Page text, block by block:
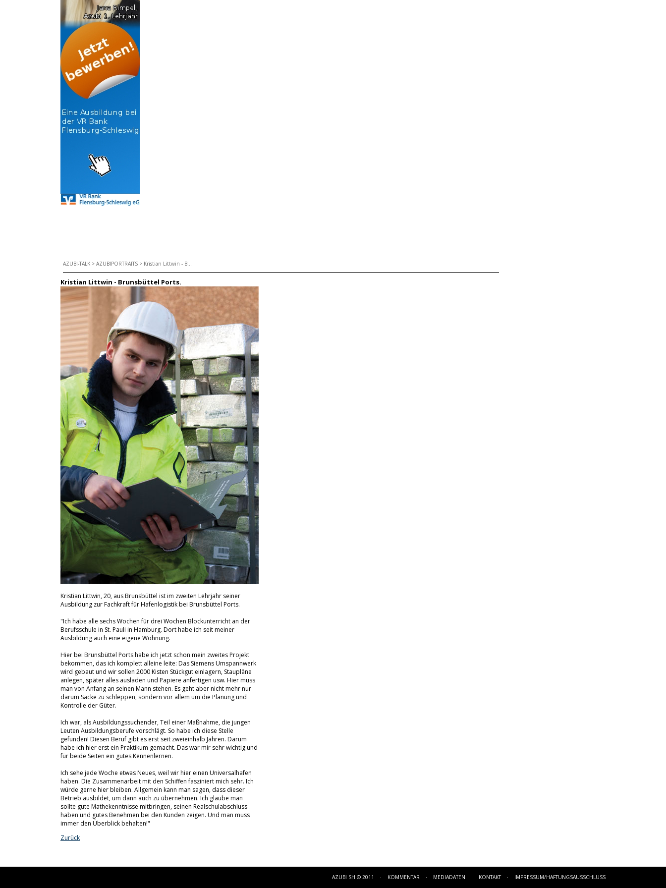
AZUBI-TALK > AZUBIPORTRAITS > Kristian Littwin - B...
Kristian Littwin - Brunsbüttel Ports.
Kristian Littwin, 20, aus Brunsbüttel ist im zweiten Lehrjahr seiner
Ausbildung zur Fachkraft für Hafenlogistik bei Brunsbüttel Ports.
"Ich habe alle sechs Wochen für drei Wochen Blockunterricht an der
Berufsschule in St. Pauli in Hamburg. Dort habe ich seit meiner
Ausbildung auch eine eigene Wohnung.
Hier bei Brunsbüttel Ports habe ich jetzt schon mein zweites Projekt
bekommen, das ich komplett alleine leite: Das Siemens Umspannwerk
wird gebaut und wir sollen 2000 Kisten Stückgut einlagern, Staupläne
anlegen, später alles ausladen und Papiere anfertigen usw. Hier muss
man von Anfang an seinen Mann stehen. Es geht aber nicht mehr nur
darum Säcke zu schleppen, sondern vor allem um die Planung und
Kontrolle der Güter.
Ich war, als Ausbildungssuchender, Teil einer Maßnahme, die jungen
Leuten Ausbildungsberufe vorschlägt. So habe ich diese Stelle
gefunden! Diesen Beruf gibt es erst seit zweieinhalb Jahren. Darum
habe ich hier erst ein Praktikum gemacht. Das war mir sehr wichtig und
für beide Seiten ein gutes Kennenlernen.
Ich sehe jede Woche etwas Neues, weil wir hier einen Universalhafen
haben. Die Zusammenarbeit mit den Schiffen fasziniert mich sehr. Ich
würde gerne hier bleiben. Allgemein kann man sagen, dass dieser
Betrieb ausbildet, um dann auch zu übernehmen. Ich glaube man
sollte gute Mathekenntnisse mitbringen, seinen Realschulabschluss
haben und gutes Benehmen bei den Kunden zeigen. Und man muss
immer den Überblick behalten!"
Zurück
AZUBI SH © 2011 · KOMMENTAR · MEDIADATEN · KONTAKT· IMPRESSUM/HAFTUNGSAUSSCHLUSS